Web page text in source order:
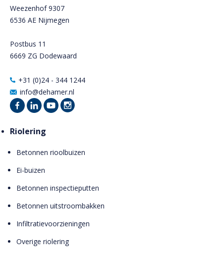
Weezenhof 9307
6536 AE Nijmegen
Postbus 11
6669 ZG Dodewaard
+31 (0)24 - 344 1244
info@dehamer.nl
Riolering
Betonnen rioolbuizen
Ei-buizen
Betonnen inspectieputten
Betonnen uitstroombakken
Infiltratievoorzieningen
Overige riolering